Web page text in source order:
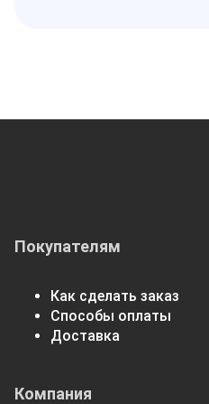
Покупателям
Как сделать заказ
Способы оплаты
Доставка
Компания